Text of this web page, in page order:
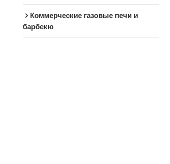
Коммерческие газовые печи и
барбекю